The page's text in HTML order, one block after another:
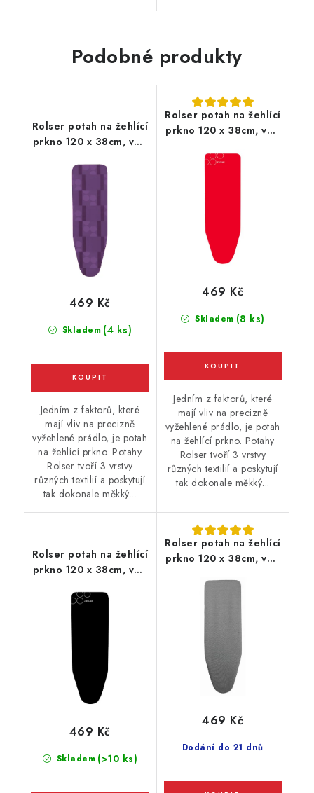
Podobné produkty
Rolser potah na žehlící
prkno 120 x 38cm, vel.
fialový
Skladem (4 ks)
469 Kč
Jedním z faktorů, které
mají vliv na precizně
vyžehlené prádlo, je potah
na žehlící prkno. Potahy
Rolser tvoří 3 vrstvy
různých textilií a poskytují
tak dokonale měkký...
Rolser potah na žehlící
prkno 120 x 38cm, vel.
červený
Skladem (8 ks)
469 Kč
Jedním z faktorů, které
mají vliv na precizně
vyžehlené prádlo, je potah
na žehlící prkno. Potahy
Rolser tvoří 3 vrstvy
různých textilií a poskytují
tak dokonale měkký...
Rolser potah na žehlící
prkno 120 x 38cm, vel.
černý
Skladem (>10 ks)
469 Kč
Rolser potah na žehlící
prkno 120 x 38cm, vel.
Dodání do 21 dnů
469 Kč